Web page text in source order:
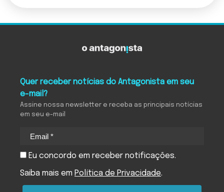
Quer receber notícias do Antagonista em seu
e-mail?
Assine nossa newsletter e receba as principais notícias
em seu e-mail
Eu concordo em receber notificações.
Saiba mais em Política de Privacidade.